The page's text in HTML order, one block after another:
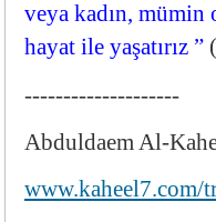
veya kadın,
hayat ile yaşatırız ”
--------------------
Abduldaem Al-
www.kaheel7.com/